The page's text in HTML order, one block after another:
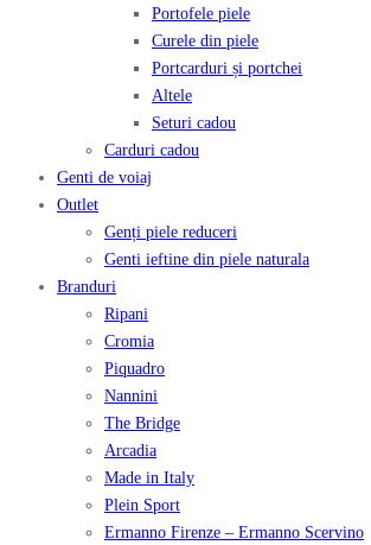
Portofele piele
Curele din piele
Portcarduri și portchei
Altele
Seturi cadou
Carduri cadou
Genti de voiaj
Outlet
Genți piele reduceri
Genti ieftine din piele naturala
Branduri
Ripani
Cromia
Piquadro
Nannini
The Bridge
Arcadia
Made in Italy
Plein Sport
Ermanno Firenze – Ermanno Scervino